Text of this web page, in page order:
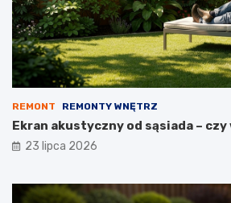
REMONT REMONTY WNĘTRZ
Ekran akustyczny od sąsiada –
23 lipca 2026